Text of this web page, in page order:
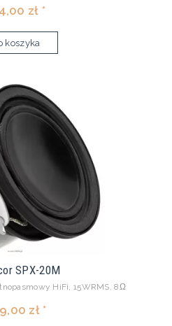
zł *
koszyka
SPX-20M
HiFi, 15WRMS, 8Ω
zł *